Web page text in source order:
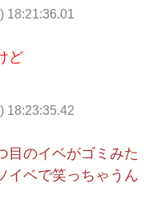
18:21:36.01
ど
18:23:35.42
目のイベがゴミみた
イベで笑っちゃうん